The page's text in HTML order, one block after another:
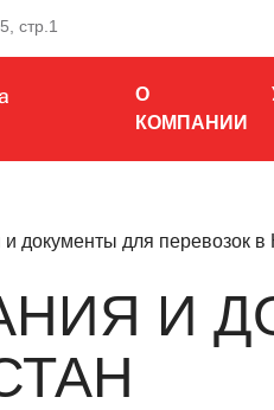
стр.1
О
КОМПАНИИ
документы для перевозок в
И